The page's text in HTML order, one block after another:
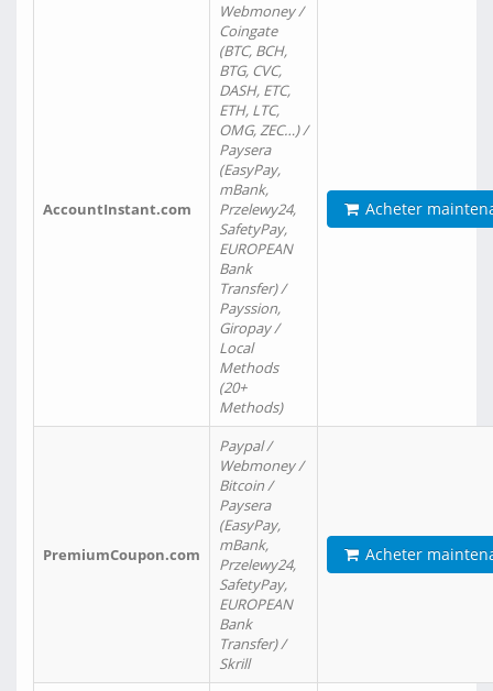
AccountInstant.com
Webmoney /
Coingate
(BTC, BCH,
BTG, CVC,
DASH, ETC,
ETH, LTC,
OMG, ZEC…) /
Paysera
(EasyPay,
mBank,
Przelewy24,
SafetyPay,
EUROPEAN
Bank
Transfer) /
Payssion,
Giropay /
Local
Methods
(20+
Methods)
Acheter
PremiumCoupon.com
Paypal /
Webmoney /
Bitcoin /
Paysera
(EasyPay,
mBank,
Przelewy24,
SafetyPay,
EUROPEAN
Bank
Transfer) /
Skrill
Acheter